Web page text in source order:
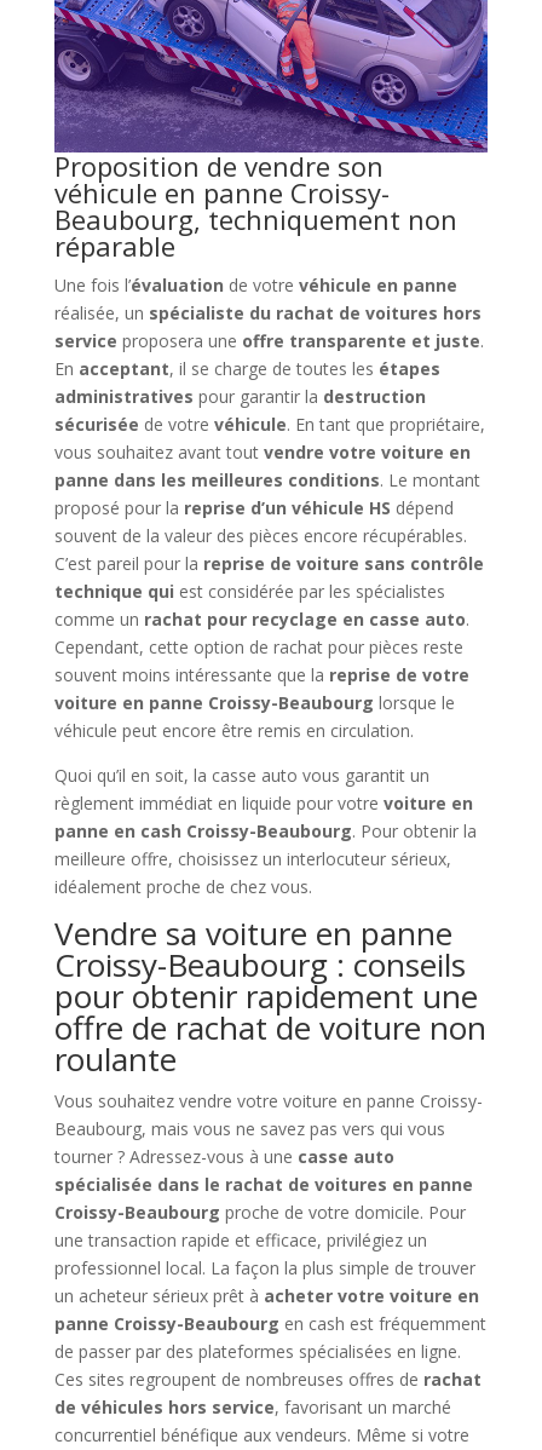
Proposition de vendre son
véhicule en panne Croissy-
Beaubourg, techniquement non
réparable
Une fois l’évaluation de votre véhicule en panne
réalisée, un spécialiste du rachat de voitures hors
service proposera une offre transparente et juste.
En acceptant, il se charge de toutes les étapes
administratives pour garantir la destruction
sécurisée de votre véhicule. En tant que propriétaire,
vous souhaitez avant tout vendre votre voiture en
panne dans les meilleures conditions. Le montant
proposé pour la reprise d’un véhicule HS dépend
souvent de la valeur des pièces encore récupérables.
C’est pareil pour la reprise de voiture sans contrôle
technique qui est considérée par les spécialistes
comme un rachat pour recyclage en casse auto.
Cependant, cette option de rachat pour pièces reste
souvent moins intéressante que la reprise de votre
voiture en panne Croissy-Beaubourg lorsque le
véhicule peut encore être remis en circulation.
Quoi qu’il en soit, la casse auto vous garantit un
règlement immédiat en liquide pour votre voiture en
panne en cash Croissy-Beaubourg. Pour obtenir la
meilleure offre, choisissez un interlocuteur sérieux,
idéalement proche de chez vous.
Vendre sa voiture en panne
Croissy-Beaubourg : conseils
pour obtenir rapidement une
offre de rachat de voiture non
roulante
Vous souhaitez vendre votre voiture en panne Croissy-
Beaubourg, mais vous ne savez pas vers qui vous
tourner ? Adressez-vous à une casse auto
spécialisée dans le rachat de voitures en panne
Croissy-Beaubourg proche de votre domicile. Pour
une transaction rapide et efficace, privilégiez un
professionnel local. La façon la plus simple de trouver
un acheteur sérieux prêt à acheter votre voiture en
panne Croissy-Beaubourg en cash est fréquemment
de passer par des plateformes spécialisées en ligne.
Ces sites regroupent de nombreuses offres de rachat
de véhicules hors service, favorisant un marché
concurrentiel bénéfique aux vendeurs. Même si votre